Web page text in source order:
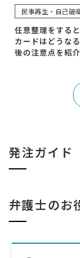
民事再生・自己破
任意整理をする
カードはどうな
後の注意点を紹介
発注ガイド
弁護士のお